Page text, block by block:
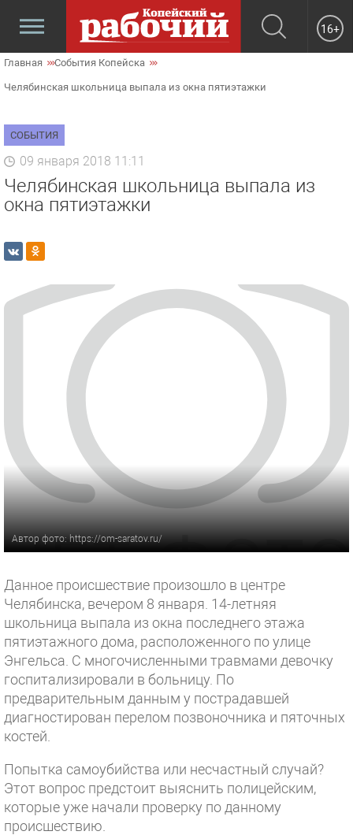
16+
Главная События Копейска
Челябинская школьница выпала из окна пятиэтажки
СОБЫТИЯ
09 января 2018 11:11
Челябинская школьница выпала из
окна пятиэтажки
Автор фото: https://om-saratov.ru/
Данное происшествие произошло в центре
Челябинска, вечером 8 января. 14-летняя
школьница выпала из окна последнего этажа
пятиэтажного дома, расположенного по улице
Энгельса. С многочисленными травмами девочку
госпитализировали в больницу. По
предварительным данным у пострадавшей
диагностирован перелом позвоночника и пяточных
костей.
Попытка самоубийства или несчастный случай?
Этот вопрос предстоит выяснить полицейским,
которые уже начали проверку по данному
происшествию.